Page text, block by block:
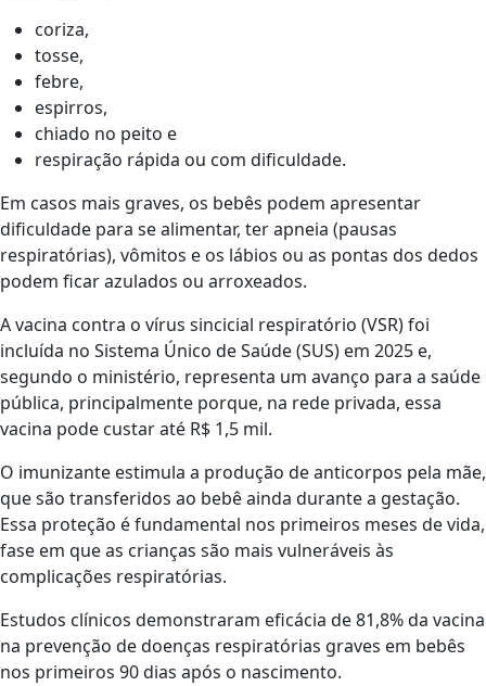
coriza,
tosse,
febre,
espirros,
chiado no peito e
respiração rápida ou com dificuldade.
Em casos mais graves, os bebês podem apresentar
dificuldade para se alimentar, ter apneia (pausas
respiratórias), vômitos e os lábios ou as pontas dos dedos
podem ficar azulados ou arroxeados.
A vacina contra o vírus sincicial respiratório (VSR) foi
incluída no Sistema Único de Saúde (SUS) em 2025 e,
segundo o ministério, representa um avanço para a saúde
pública, principalmente porque, na rede privada, essa
vacina pode custar até R$ 1,5 mil.
O imunizante estimula a produção de anticorpos pela mãe,
que são transferidos ao bebê ainda durante a gestação.
Essa proteção é fundamental nos primeiros meses de vida,
fase em que as crianças são mais vulneráveis às
complicações respiratórias.
Estudos clínicos demonstraram eficácia de 81,8% da vacina
na prevenção de doenças respiratórias graves em bebês
nos primeiros 90 dias após o nascimento.